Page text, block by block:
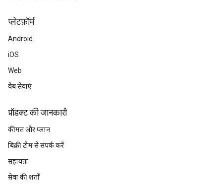
प्‍लेटफ़ॉर्म
Android
iOS
Web
वेब सेवाएं
प्रॉडक्ट की जानकारी
कीमत और प्लान
बिक्री टीम से संपर्क करें
सहायता
सेवा की शर्तों